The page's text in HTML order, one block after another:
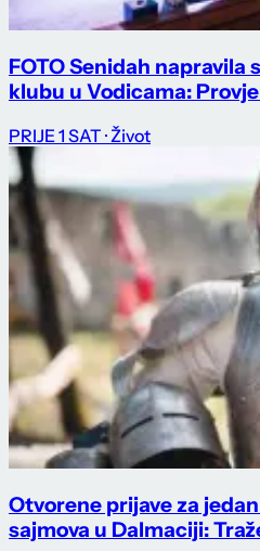
FOTO Senidah napravila
klubu u Vodicama:
PRIJE 1 SAT · Život
Otvorene prijave za
sajmova u Dalmaciji: